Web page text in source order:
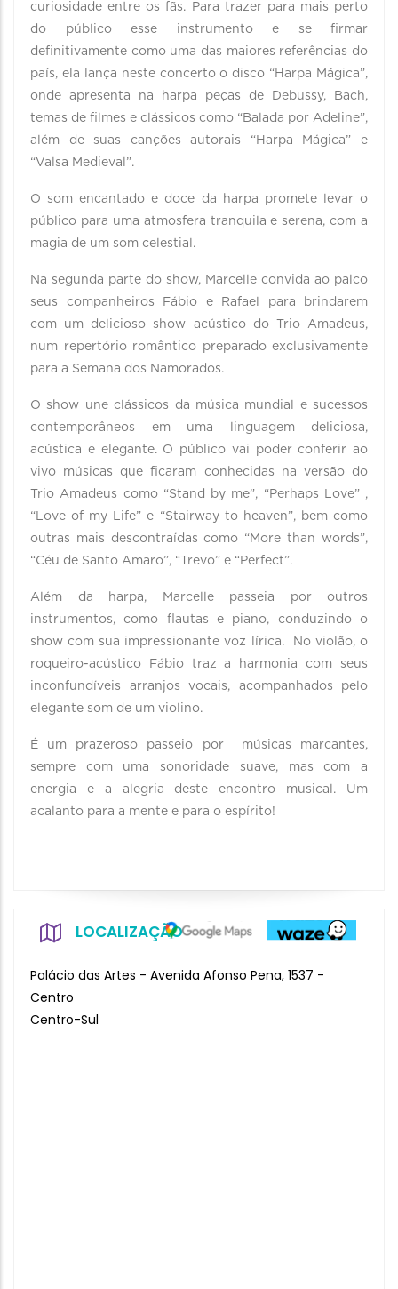
curiosidade entre os fãs. Para trazer para mais perto
do público esse instrumento e se firmar
definitivamente como uma das maiores referências do
país, ela lança neste concerto o disco “Harpa Mágica”,
onde apresenta na harpa peças de Debussy, Bach,
temas de filmes e clássicos como “Balada por Adeline”,
além de suas canções autorais “Harpa Mágica” e
“Valsa Medieval”.
O som encantado e doce da harpa promete levar o
público para uma atmosfera tranquila e serena, com a
magia de um som celestial.
Na segunda parte do show, Marcelle convida ao palco
seus companheiros Fábio e Rafael para brindarem
com um delicioso show acústico do Trio Amadeus,
num repertório romântico preparado exclusivamente
para a Semana dos Namorados.
O show une clássicos da música mundial e sucessos
contemporâneos em uma linguagem deliciosa,
acústica e elegante. O público vai poder conferir ao
vivo músicas que ficaram conhecidas na versão do
Trio Amadeus como “Stand by me”, “Perhaps Love” ,
“Love of my Life” e “Stairway to heaven”, bem como
outras mais descontraídas como “More than words”,
“Céu de Santo Amaro”, “Trevo” e “Perfect”.
Além da harpa, Marcelle passeia por outros
instrumentos, como flautas e piano, conduzindo o
show com sua impressionante voz lírica. No violão, o
roqueiro-acústico Fábio traz a harmonia com seus
inconfundíveis arranjos vocais, acompanhados pelo
elegante som de um violino.
É um prazeroso passeio por músicas marcantes,
sempre com uma sonoridade suave, mas com a
energia e a alegria deste encontro musical. Um
acalanto para a mente e para o espírito!
LOCALIZAÇÃO
Palácio das Artes - Avenida Afonso Pena, 1537 -
Centro
Centro-Sul